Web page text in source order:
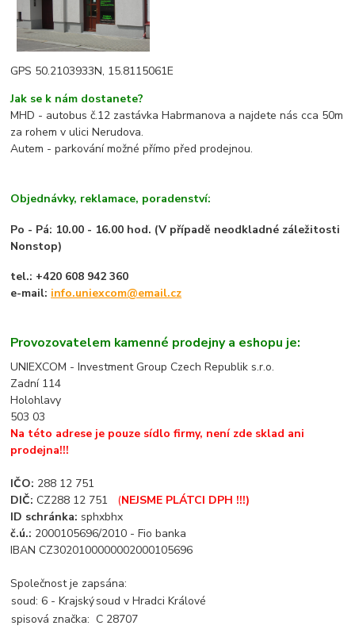
GPS 50.2103933N, 15.8115061E
Jak se k nám dostanete?
MHD - autobus č.12 zastávka Habrmanova a najdete nás cca 50m
za rohem v ulici Nerudova.
Autem - parkování možné přímo před prodejnou.
Objednávky, reklamace, poradenství:
Po - Pá: 10.00 - 16.00 hod. (V případě neodkladné záležitosti
Nonstop)
tel.: +420 608 942 360
e-mail: info.uniexcom@email.cz
Provozovatelem kamenné prodejny a eshopu je:
UNIEXCOM - Investment Group Czech Republik s.r.o.
Zadní 114
Holohlavy
503 03
Na této adrese je pouze sídlo firmy, není zde sklad ani
prodejna!!!
IČO: 288 12 751
DIČ: CZ288 12 751 (NEJSME PLÁTCI DPH !!!)
ID schránka: sphxbhx
č.ú.: 2000105696/2010 - Fio banka
IBAN CZ3020100000002000105696
Společnost je zapsána:
soud: 6 - Krajskýsoud v Hradci Králové
spisová značka: C 28707